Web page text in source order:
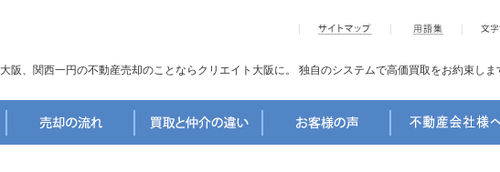
大阪、関西一円の不動産売却のことならクリエイト大阪に。 独自のシステムで高価買取をお約束しま